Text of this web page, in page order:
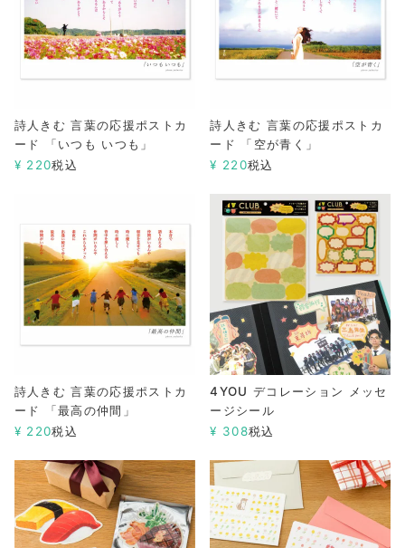
詩人きむ 言葉の応援ポストカ
ード 「いつも いつも」
¥ 220税込
詩人きむ 言葉の応援ポストカ
ード 「空が青く」
¥ 220税込
詩人きむ 言葉の応援ポストカ
ード 「最高の仲間」
¥ 220税込
4YOU デコレーション メッセ
ージシール
¥ 308税込